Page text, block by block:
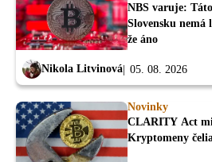
NBS varuje:
Slovensku
že áno
Nikola Litvinová 05. 08. 2026
Novinky
CLARITY Act
Kryptomeny